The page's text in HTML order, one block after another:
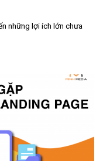
những lợi ích lớn chưa